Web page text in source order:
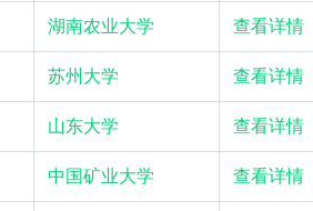
湖南农业大学 查看详情
苏州大学 查看详情
山东大学 查看详情
中国矿业大学 查看详情